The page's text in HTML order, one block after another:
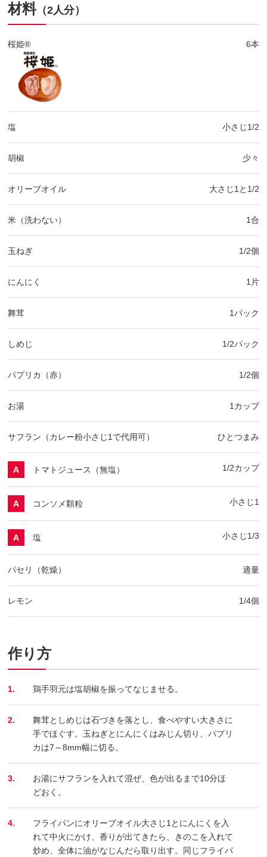
材料（2人分）
桜姫® 6本
塩 小さじ1/2
胡椒 少々
オリーブオイル 大さじ1と1/2
米（洗わない） 1合
玉ねぎ 1/2個
にんにく 1片
舞茸 1パック
しめじ 1/2パック
パプリカ（赤） 1/2個
お湯 1カップ
サフラン（カレー粉小さじ1で代用可） ひとつまみ
A トマトジュース（無塩） 1/2カップ
A コンソメ顆粒 小さじ1
A 塩 小さじ1/3
パセリ（乾燥） 適量
レモン 1/4個
作り方
1. 鶏手羽元は塩胡椒を振ってなじませる。
2.
舞茸としめじは石づきを落とし、食べやすい大きさに
手でほぐす。玉ねぎとにんにくはみじん切り、パプリ
カは7～8mm幅に切る。
3.
お湯にサフランを入れて混ぜ、色が出るまで10分ほ
どおく。
4.
フライパンにオリーブオイル大さじ1とにんにくを入
れて中火にかけ、香りが出てきたら、きのこを入れて
炒め、全体に油がなじんだら取り出す。同じフライパ